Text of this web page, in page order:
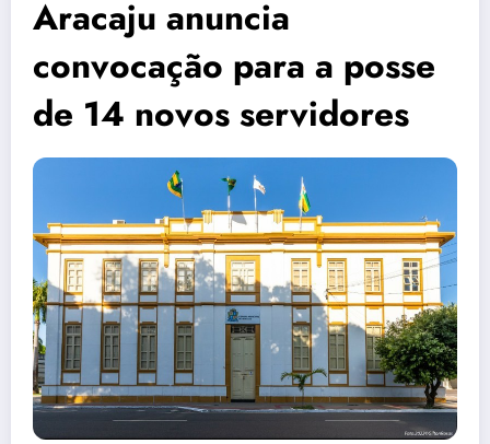
Aracaju anuncia
convocação para a posse
de 14 novos servidores